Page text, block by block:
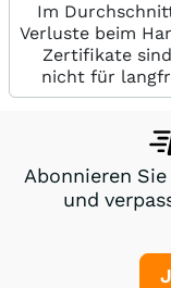
Im
Verluste beim
Zertifikate
nicht für
Abonnieren
und